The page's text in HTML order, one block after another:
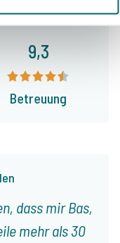
dass mir Bas,
mehr als 30
9,3
Betreuung